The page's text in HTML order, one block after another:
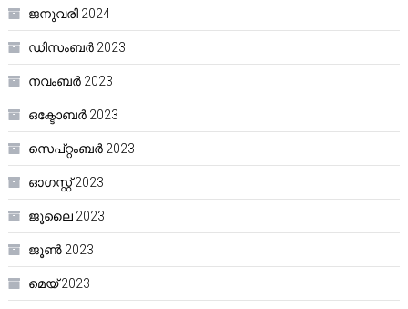
ജനുവരി 2024
ഡിസംബർ 2023
നവംബർ 2023
ഒക്ടോബർ 2023
സെപ്റ്റംബർ 2023
ഓഗസ്റ്റ്‌ 2023
ജൂലൈ 2023
ജൂൺ 2023
മെയ്‌ 2023